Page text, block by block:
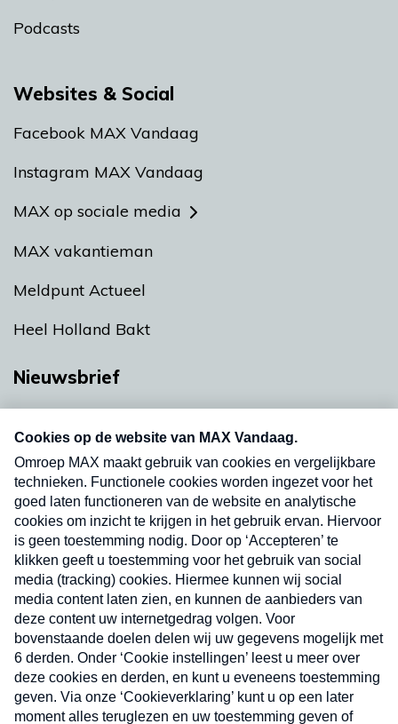
Podcasts
Websites & Social
Facebook MAX Vandaag
Instagram MAX Vandaag
MAX op sociale media
MAX vakantieman
Meldpunt Actueel
Heel Holland Bakt
Nieuwsbrief
nieuwsbrief. Elke vrijdag- en dinsdagochtend in
uw mailbox.
Verzend
Nieuwsbrief
Neem hier een gratis abonnement op onze